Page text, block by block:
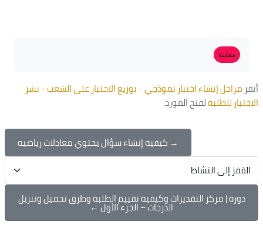
الكتل
متطلبات الإكمال
معاينة
أنقر مراحل إنشاء اختبار نموذجي - توزيع الاختبار على الشعب - نشر
الاختبار للطلبةلفتح المورد.
→ كيفية إنشاء سؤال يحتوي معادلات رياضيه
القفز إلى النشاط
دورة | مركز التقديرات وكيفية تقييم الطلبة وطرق تحميل وتنزيل
الدرجات – الجزء الأول ←